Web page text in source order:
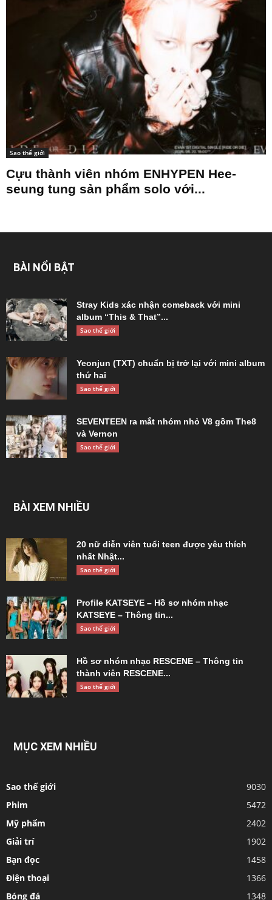
Sao thế giới
Cựu thành viên nhóm ENHYPEN Hee-
seung tung sản phẩm solo với...
BÀI NỔI BẬT
Stray Kids xác nhận comeback với mini
album “This & That”...
Sao thế giới
Yeonjun (TXT) chuẩn bị trở lại với mini album
thứ hai
Sao thế giới
SEVENTEEN ra mắt nhóm nhỏ V8 gồm The8
và Vernon
Sao thế giới
BÀI XEM NHIỀU
20 nữ diễn viên tuổi teen được yêu thích
nhất Nhật...
Sao thế giới
Profile KATSEYE – Hồ sơ nhóm nhạc
KATSEYE – Thông tin...
Sao thế giới
Hồ sơ nhóm nhạc RESCENE – Thông tin
thành viên RESCENE...
Sao thế giới
MỤC XEM NHIỀU
Sao thế giới
9030
Phim
5472
Mỹ phẩm
2402
Giải trí
1902
Bạn đọc
1458
Điện thoại
1366
Bóng đá
1348